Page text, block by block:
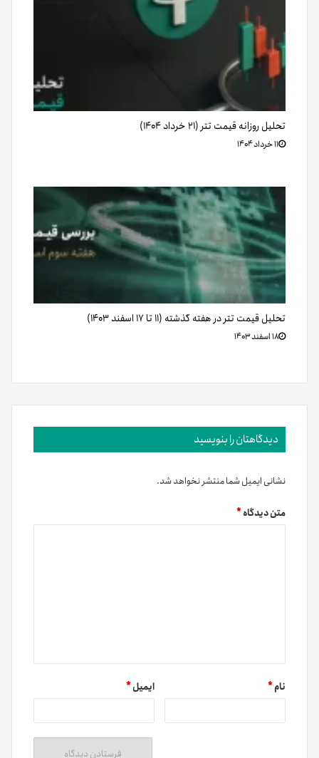
تحلیل روزانه قیمت تتر (۲۱ خرداد ۱۴۰۴)
۱۱ خرداد ۱۴۰۴
تحلیل قیمت تتر در هفته گذشته (۱۱ تا ۱۷ اسفند ۱۴۰۳)
۱۸ اسفند ۱۴۰۳
دیدگاهتان را بنویسید
نشانی ایمیل شما منتشر نخواهد شد.
متن دیدگاه*
نام* ایمیل*